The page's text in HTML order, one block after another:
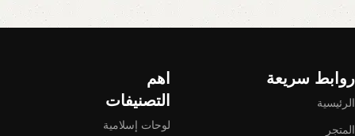
Read More
روابط سريعة
الرئيسية
المتجر
اهم
التصنيفات
لوحات إسلامية